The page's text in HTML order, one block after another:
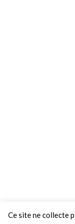
Ce site ne collecte